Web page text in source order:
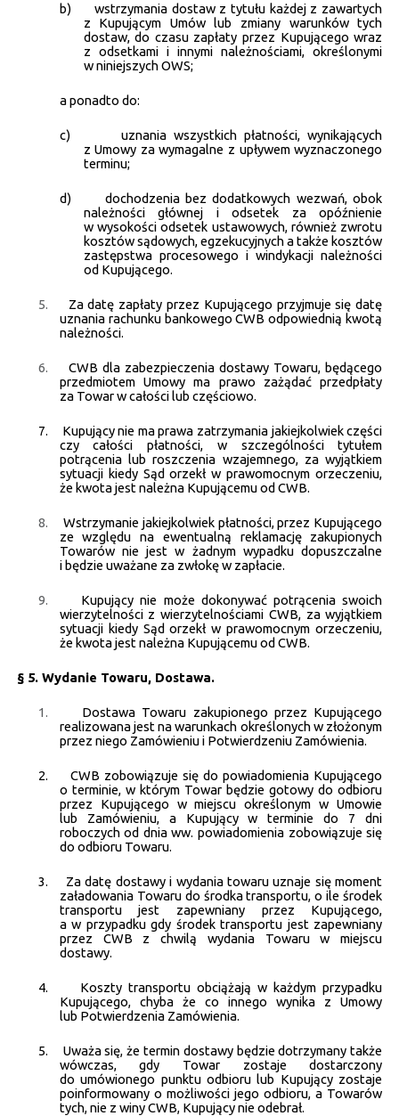
b)
wstrzymania dostaw z tytułu każdej z zawartych
z Kupującym Umów lub zmiany warunków tych
dostaw, do czasu zapłaty przez Kupującego wraz
z odsetkami i innymi należnościami, określonymi
w niniejszych OWS;
a ponadto do:
c)
uznania wszystkich płatności, wynikających
z Umowy za wymagalne z upływem wyznaczonego
terminu;
d)
dochodzenia bez dodatkowych wezwań, obok
należności głównej i odsetek za opóźnienie
w wysokości odsetek ustawowych, również zwrotu
kosztów sądowych, egzekucyjnych a także kosztów
zastępstwa procesowego i windykacji należności
od Kupującego.
5.
Za datę zapłaty przez Kupującego przyjmuje się datę
uznania rachunku bankowego CWB odpowiednią kwotą
należności.
6.
CWB dla zabezpieczenia dostawy Towaru, będącego
przedmiotem Umowy ma prawo zażądać przedpłaty
za Towar w całości lub częściowo.
7.
Kupujący nie ma prawa zatrzymania jakiejkolwiek części
czy całości płatności, w szczególności tytułem
potrącenia lub roszczenia wzajemnego, za wyjątkiem
sytuacji kiedy Sąd orzekł w prawomocnym orzeczeniu,
że kwota jest należna Kupującemu od CWB.
8.
Wstrzymanie jakiejkolwiek płatności, przez Kupującego
ze względu na ewentualną reklamację zakupionych
Towarów nie jest w żadnym wypadku dopuszczalne
i będzie uważane za zwłokę w zapłacie.
9.
Kupujący nie może dokonywać potrącenia swoich
wierzytelności z wierzytelnościami CWB, za wyjątkiem
sytuacji kiedy Sąd orzekł w prawomocnym orzeczeniu,
że kwota jest należna Kupującemu od CWB.
§ 5. Wydanie Towaru, Dostawa.
1.
Dostawa Towaru zakupionego przez Kupującego
realizowana jest na warunkach określonych w złożonym
przez niego Zamówieniu i Potwierdzeniu Zamówienia.
2.
CWB zobowiązuje się do powiadomienia Kupującego
o terminie, w którym Towar będzie gotowy do odbioru
przez Kupującego w miejscu określonym w Umowie
lub Zamówieniu, a Kupujący w terminie do 7 dni
roboczych od dnia ww. powiadomienia zobowiązuje się
do odbioru Towaru.
3.
Za datę dostawy i wydania towaru uznaje się moment
załadowania Towaru do środka transportu, o ile środek
transportu jest zapewniany przez Kupującego,
a w przypadku gdy środek transportu jest zapewniany
przez CWB z chwilą wydania Towaru w miejscu
dostawy.
4.
Koszty transportu obciążają w każdym przypadku
Kupującego, chyba że co innego wynika z Umowy
lub Potwierdzenia Zamówienia.
5.
Uważa się, że termin dostawy będzie dotrzymany także
wówczas, gdy Towar zostaje dostarczony
do umówionego punktu odbioru lub Kupujący zostaje
poinformowany o możliwości jego odbioru, a Towarów
tych, nie z winy CWB, Kupujący nie odebrał.